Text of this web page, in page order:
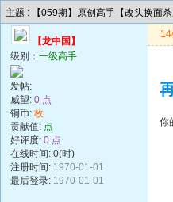
主题 : 【059期】原创高手【改头换面
【龙中国】
级别： 一级高手
发帖:
威望: 0 点
铜币: 枚
贡献值: 点
好评度: 0 点
在线时间: 0(时)
注册时间: 1970-01-01
最后登录: 1970-01-01
你